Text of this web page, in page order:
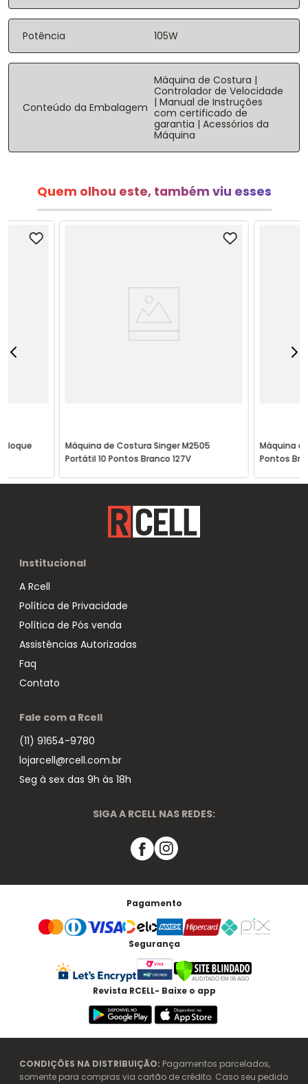
Potência 105W
Conteúdo da Embalagem
Máquina de Costura |
Controlador de Velocidade
| Manual de Instruções
com certificado de
garantia | Acessórios da
Máquina
Quem olhou este, também viu esses
Máquina de Costura Singer M2505
Portátil 10 Pontos Branco 127V
Máquina
Pontos
Institucional
A Rcell
Política de Privacidade
Política de Pós venda
Assistências Autorizadas
Faq
Contato
Fale com a Rcell
(11) 91654-9780
lojarcell@rcell.com.br
Seg à sex das 9h às 18h
SIGA A RCELL NAS REDES:
Pagamento
Segurança
Revista RCELL- Baixe o app
CONDIÇÕES NA DISTRIBUIÇÃO: Pagamentos parcelados,
somente para compras via cartão de crédito. Caso seu pedido